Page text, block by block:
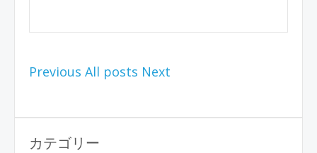
Previous All posts Next
カテゴリー